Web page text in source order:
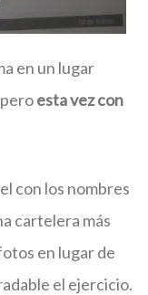
en un lugar
esta vez con
con los nombres
cartelera más
en lugar de
el ejercicio.